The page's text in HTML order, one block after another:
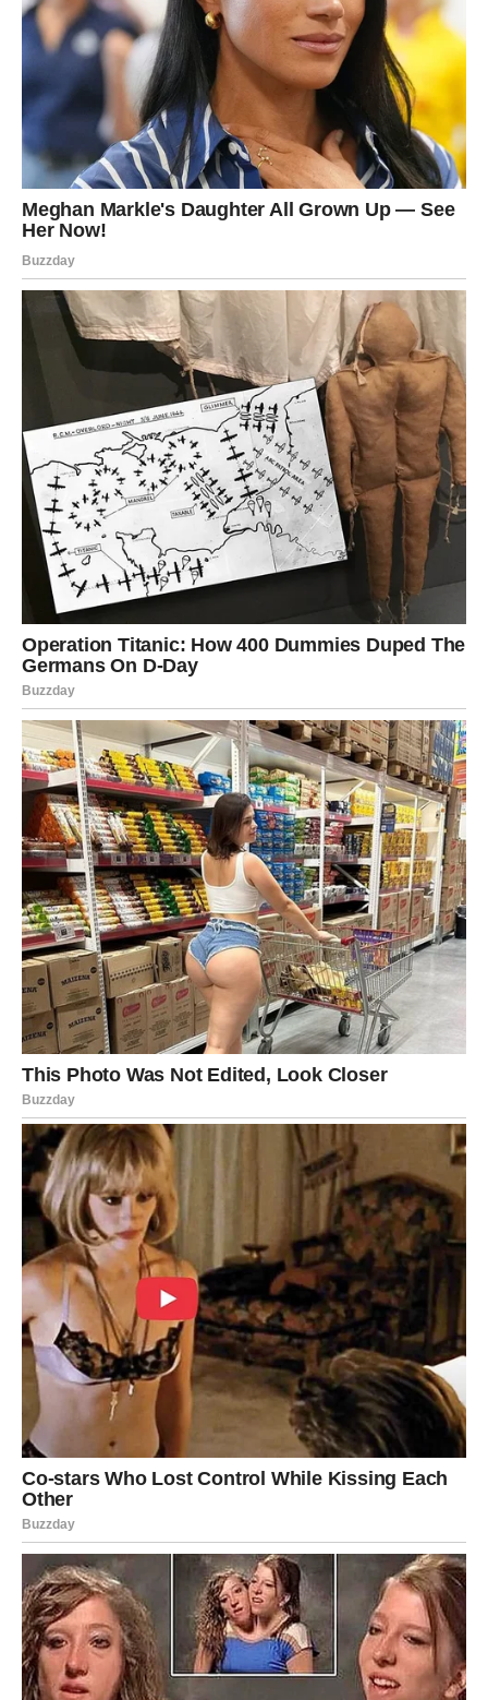
Bivša ljubav sada šalje poruku mnogim znakovima
Zodijaka, ali posebno će to osjetiti Rakovi, Vage i Ribe
kojima dolaze priznanja i razgovori koji mogu potpuno
promijeniti njihovu budućnost.
Zvijezde sada pokazuju da neke emocije nikada ne
nestanu i da prava ljubav uvijek pronađe način da se vrati
onda kada srce ponovo postane spremno da vjeruje.